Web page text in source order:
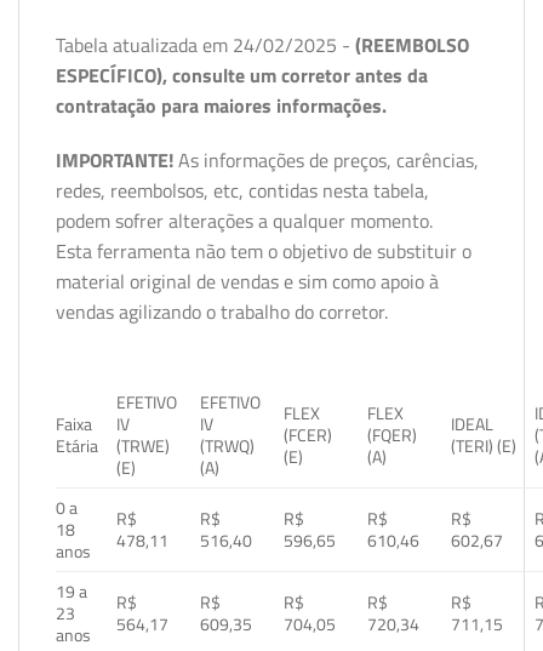
Tabela atualizada em 24/02/2025 - (REEMBOLSO
ESPECÍFICO), consulte um corretor antes da
contratação para maiores informações.
IMPORTANTE!As informações de preços, carências,
redes, reembolsos, etc, contidas nesta tabela,
podem sofrer alterações a qualquer momento.
Esta ferramenta não tem o objetivo de substituir o
material original de vendas e sim como apoio à
vendas agilizando o trabalho do corretor.
Faixa
Etária
EFETIVO
IV
(TRWE)
(E)
EFETIVO
IV
(TRWQ)
(A)
FLEX
(FCER)
(E)
FLEX
(FQER)
(A)
IDEAL
(TERI) (E)
0 a
18
anos
R$
478,11
R$
516,40
R$
596,65
R$
610,46
R$
602,67
19 a
23
anos
R$
564,17
R$
609,35
R$
704,05
R$
720,34
R$
711,15